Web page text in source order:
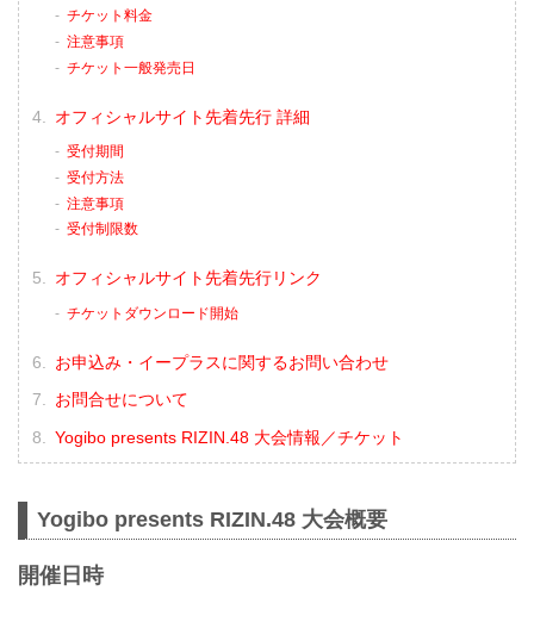
チケット料金
注意事項
チケット一般発売日
オフィシャルサイト先着先行 詳細
受付期間
受付方法
注意事項
受付制限数
オフィシャルサイト先着先行リンク
チケットダウンロード開始
お申込み・イープラスに関するお問い合わせ
お問合せについて
Yogibo presents RIZIN.48 大会情報／チケット
Yogibo presents RIZIN.48 大会概要
開催日時